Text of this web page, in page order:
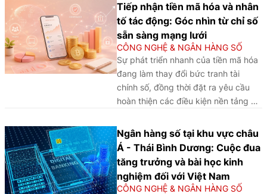
thức trong quá trình triển khai và
quản trị.
Tiếp nhận tiền mã hóa và nhân
tố tác động: Góc nhìn từ chỉ số
sẵn sàng mạng lưới
CÔNG NGHỆ & NGÂN HÀNG SỐ
Sự phát triển nhanh của tiền mã hóa
đang làm thay đổi bức tranh tài
chính số, đồng thời đặt ra yêu cầu
hoàn thiện các điều kiện nền tảng và
phát triển an toàn, bền vững.
Ngân hàng số tại khu vực châu
Á - Thái Bình Dương: Cuộc đua
tăng trưởng và bài học kinh
nghiệm đối với Việt Nam
CÔNG NGHỆ & NGÂN HÀNG SỐ